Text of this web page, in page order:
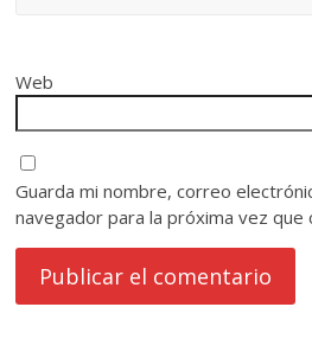
Web
Guarda mi nombre, correo
navegador para la próxima vez que